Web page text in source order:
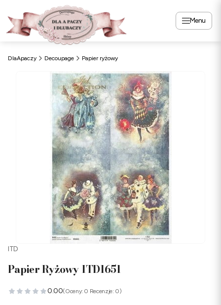
Menu
DlaApaczy Decoupage Papier ryżowy
ITD
Papier Ryżowy ITD1651
0.00(Oceny: 0 Recenzje: 0)